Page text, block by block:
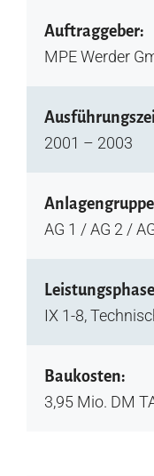
Auftraggeber:
MPE Werder
2001 – 2003
AG 1 / AG 2 /
IX 1-8,
Baukosten:
3,95 Mio. DM